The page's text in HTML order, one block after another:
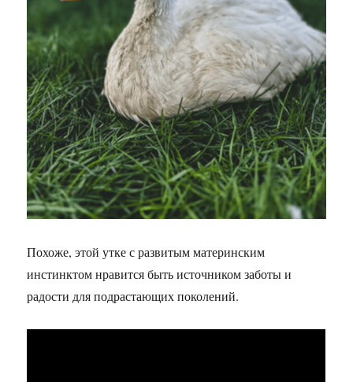
Похоже, этой утке с развитым материнским
инстинктом нравится быть источником заботы и
радости для подрастающих поколений.